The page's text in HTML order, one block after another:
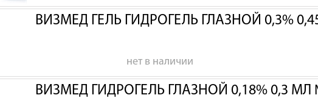
ВИЗМЕД ГЕЛЬ ГИДРОГЕЛЬ ГЛАЗНОЙ 0,3%
нет в наличии
ВИЗМЕД ГИДРОГЕЛЬ ГЛАЗНОЙ 0,18% 0,3